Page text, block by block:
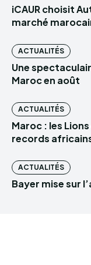
iCAUR choisit
marché
ACTUALITÉS
Une
Maroc en août
ACTUALITÉS
Maroc : les
records
ACTUALITÉS
Bayer mise sur